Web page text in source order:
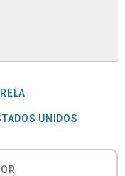
UNIDOS